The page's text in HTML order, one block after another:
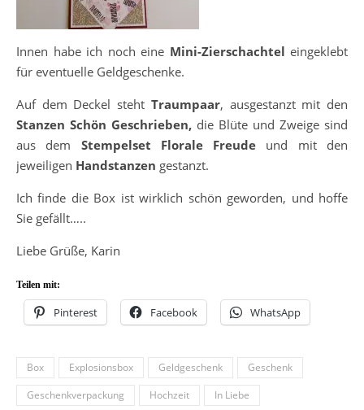
Innen habe ich noch eine Mini-Zierschachtel eingeklebt
für eventuelle Geldgeschenke.
Auf dem Deckel steht Traumpaar, ausgestanzt mit den
Stanzen Schön Geschrieben, die Blüte und Zweige sind
aus dem Stempelset Florale Freude und mit den
jeweiligen Handstanzen gestanzt.
Ich finde die Box ist wirklich schön geworden, und hoffe
Sie gefällt…..
Liebe Grüße, Karin
Teilen mit:
Pinterest Facebook WhatsApp
Box Explosionsbox Geldgeschenk
Geschenk
Geschenkverpackung
Hochzeit
In Liebe